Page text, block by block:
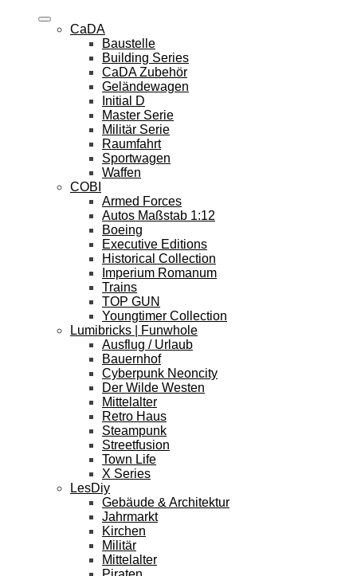
CaDA
Baustelle
Building Series
CaDA Zubehör
Geländewagen
Initial D
Master Serie
Militär Serie
Raumfahrt
Sportwagen
Waffen
COBI
Armed Forces
Autos Maßstab 1:12
Boeing
Executive Editions
Historical Collection
Imperium Romanum
Trains
TOP GUN
Youngtimer Collection
Lumibricks | Funwhole
Ausflug / Urlaub
Bauernhof
Cyberpunk Neoncity
Der Wilde Westen
Mittelalter
Retro Haus
Steampunk
Streetfusion
Town Life
X Series
LesDiy
Gebäude & Architektur
Jahrmarkt
Kirchen
Militär
Mittelalter